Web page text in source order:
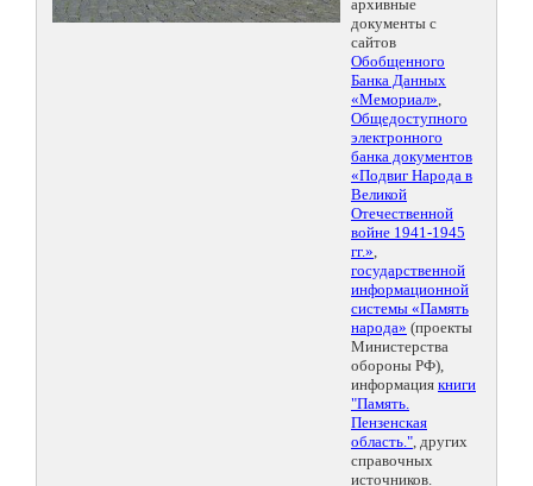
архивные
документы с
сайтов
Обобщенного
Банка Данных
«Мемориал»,
Общедоступного
электронного
банка документов
«Подвиг Народа в
Великой
Отечественной
войне 1941-1945
гг.»,
государственной
информационной
системы «Память
народа» (проекты
Министерства
обороны РФ),
информация книги
"Память.
Пензенская
область.", других
справочных
источников.